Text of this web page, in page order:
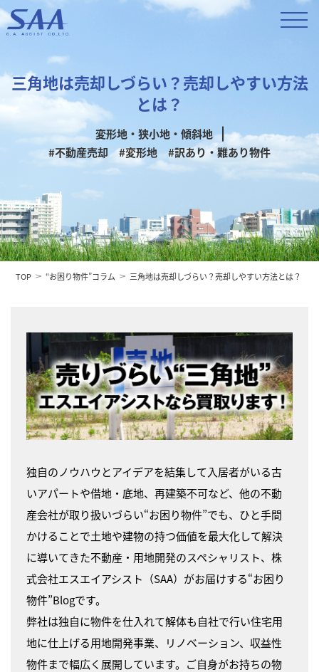
三角地は売却しづらい？売却しやすい方法
とは？
変形地・狭小地・傾斜地
#不動産売却
#変形地 #訳あり・難あり物件
TOP “お困り物件”コラム 三角地は売却しづらい？売却しやすい方法とは？
独自のノウハウとアイデアを結集して入居者がいる古
いアパートや借地・底地、再建築不可など、他の不動
産会社が取り扱いづらい“お困り物件”でも、ひと手間
かけることで土地や建物の持つ価値を最大化して解決
に導いてきた不動産・用地開発のスペシャリスト、株
式会社エスエイアシスト（SAA）がお届けする“お困り
物件”Blogです。
弊社は独自に物件を仕入れて解体も自社で行い住宅用
地に仕上げる用地開発事業、リノベーション、収益性
物件まで幅広く展開しています。ご自身がお持ちの物